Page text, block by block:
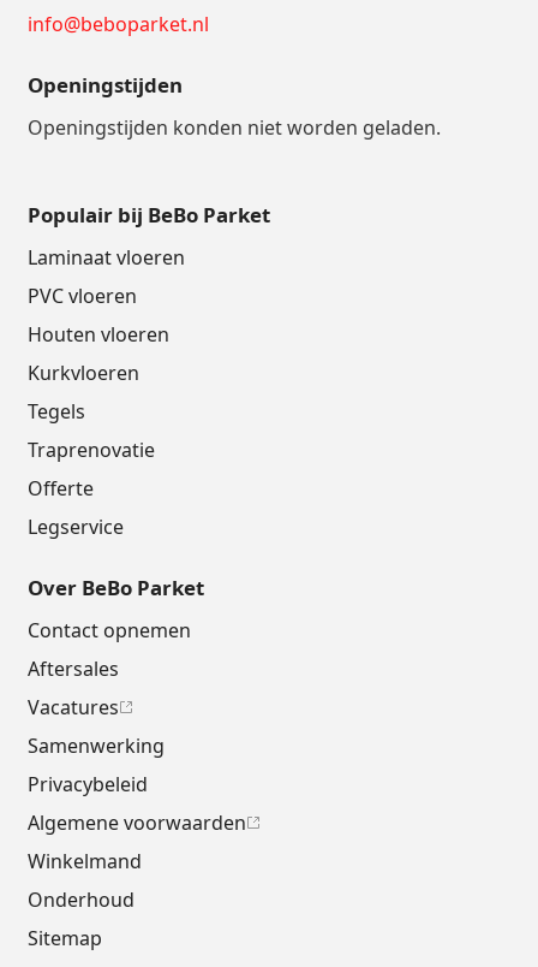
info@beboparket.nl
Openingstijden
Openingstijden konden niet worden geladen.
Populair bij BeBo Parket
Laminaat vloeren
PVC vloeren
Houten vloeren
Kurkvloeren
Tegels
Traprenovatie
Offerte
Legservice
Over BeBo Parket
Contact opnemen
Aftersales
Vacatures
Samenwerking
Privacybeleid
Algemene voorwaarden
Winkelmand
Onderhoud
Sitemap